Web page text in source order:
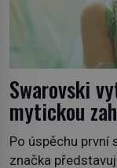
Swarovski
mytickou
Po úspěchu první
značka